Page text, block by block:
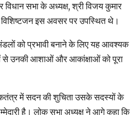
विधान सभा के अध्यक्ष, श्री विजय कुमार
विशिष्टजन इस अवसर पर उपस्थित थे।
को प्रभावी बनाने के लिए यह आवश्यक
से उनकी आशाओं और आकांक्षाओं को पूरा
में सदन की शुचिता उसके सदस्यों के
है। लोक सभा अध्यक्ष ने आगे कहा कि